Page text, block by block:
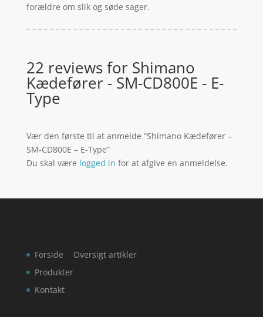
forældre om slik og søde sager.
22 reviews for Shimano
Kædefører - SM-CD800E - E-
Type
Vær den første til at anmelde “Shimano Kædefører –
SM-CD800E – E-Type”
Du skal være logged in for at afgive en anmeldelse.
Forside
Produkter
Kontakt
Oversigt artikler